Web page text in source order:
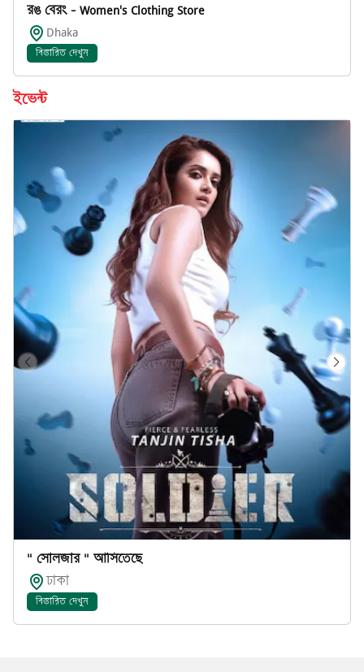
রঙ বেরং - Women's Clothing Store
Dhaka
বিস্তারিত দেখুন
ইভেন্ট
" সোলজার " আসিতেছে
ঢাকা
বিস্তারিত দেখুন